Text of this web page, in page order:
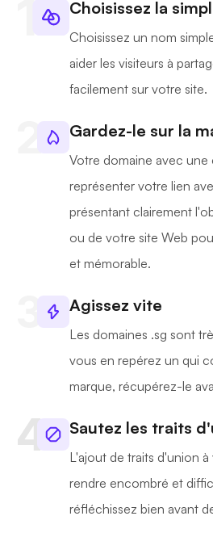
Choisissez la
Choisissez un nom
aider les visiteurs à
facilement sur votre site.
Gardez-le sur la
Votre domaine avec une
représenter votre lien
présentant clairement
ou de votre site Web
et mémorable.
Agissez vite
Les domaines .sg sont
vous en repérez un qui
marque, récupérez-le
Sautez les traits
L'ajout de traits d'union
rendre encombré et
réfléchissez bien avant